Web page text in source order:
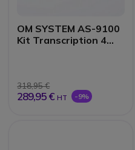
OM SYSTEM AS-9100
Kit Transcription 4
318,95 €
289,95 € HT -9%